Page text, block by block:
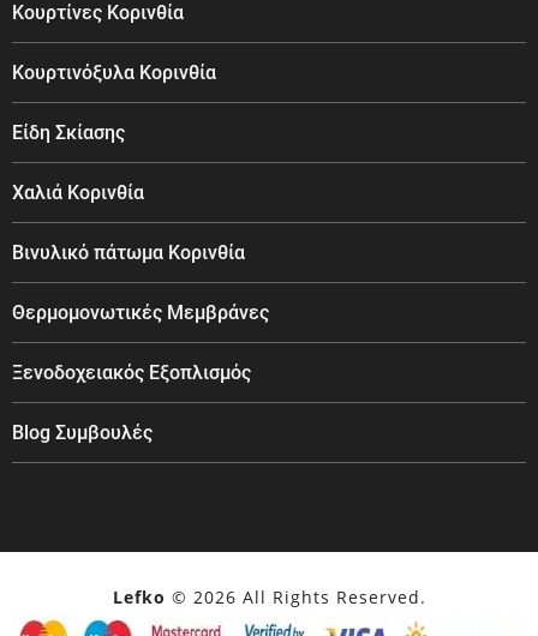
Κουρτίνες Κορινθία
Κουρτινόξυλα Κορινθία
Είδη Σκίασης
Χαλιά Κορινθία
Βινυλικό πάτωμα Κορινθία
Θερμομονωτικές Μεμβράνες
Ξενοδοχειακός Εξοπλισμός
Blog Συμβουλές
Lefko © 2026 All Rights Reserved.